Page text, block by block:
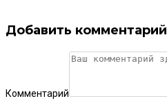
Добавить комментарий
Комментарий